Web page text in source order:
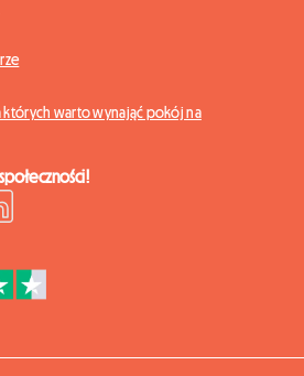
których warto wynająć pokój na